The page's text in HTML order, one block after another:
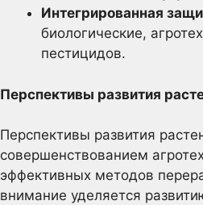
Интегрированная
биологические,
пестицидов.
Перспективы развития
Перспективы развития
совершенствованием
эффективных методов
внимание уделяется